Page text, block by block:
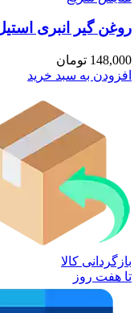
روغن گیر انبری
148,000 تومان
افزودن به سبد خرید
بازگردانی کالا
تا هفت روز